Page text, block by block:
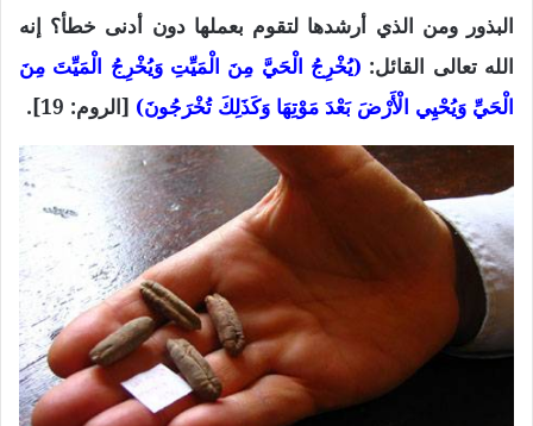
البذور ومن الذي أرشدها لتقوم بعملها دون أدنى خطأ؟ إنه
الله تعالى القائل: (يُخْرِجُ الْحَيَّ مِنَ الْمَيِّتِ وَيُخْرِجُ الْمَيِّتَ مِنَ
الْحَيِّ وَيُحْيِي الْأَرْضَ بَعْدَ مَوْتِهَا وَكَذَلِكَ تُخْرَجُونَ) [الروم: 19].